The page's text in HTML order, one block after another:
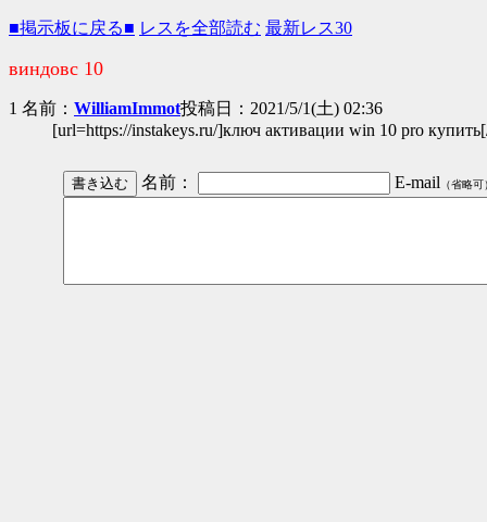
■掲示板に戻る■ レスを全部読む 最新レス30
виндовс 10
1 名前： WilliamImmot投稿日：2021/5/1(土) 02:36
[url=https://instakeys.ru/]ключ активации win 10 pro
名前： E-mail （省略可